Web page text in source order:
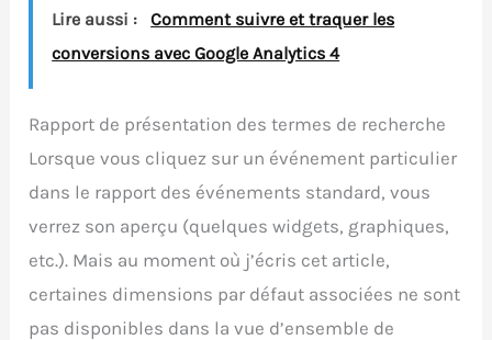
Lire aussi :
Comment suivre et traquer les
conversions avec Google Analytics 4
Rapport de présentation des termes de recherche
Lorsque vous cliquez sur un événement particulier
dans le rapport des événements standard, vous
verrez son aperçu (quelques widgets, graphiques,
etc.). Mais au moment où j’écris cet article,
certaines dimensions par défaut associées ne sont
pas disponibles dans la vue d’ensemble de